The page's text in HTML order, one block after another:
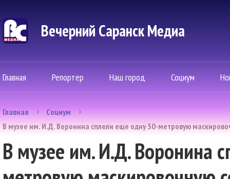
Вечерний Саранск Mедиа
Главная Репортер Наш город Социум
Главная
Социум
В музее им. И.Д. Воронина сплели еще одну 30-метровую
В музее им. И.Д. Воронина